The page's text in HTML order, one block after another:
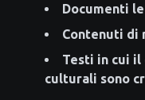
Documenti
Contenuti di
Testi in cui
culturali sono